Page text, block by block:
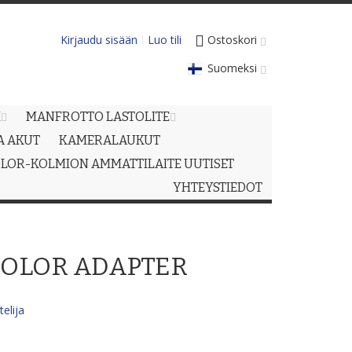
Ostoskori
Kirjaudu sisään
Luo tili
Suomeksi
MANFROTTO LASTOLITE
AKUT
KAMERALAUKUT
KOLMION AMMATTILAITE UUTISET
YHTEYSTIEDOT
ADAPTER